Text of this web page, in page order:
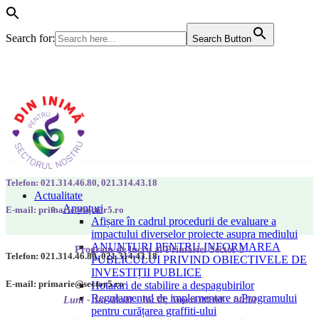
Search for: Search Button
Actualitate
Anunțuri
Afișare în cadrul procedurii de evaluare a
impactului diverselor proiecte asupra mediului
ANUNȚURI PENTRU INFORMAREA
PUBLICULUI PRIVIND OBIECTIVELE DE
INVESTIȚII PUBLICE
Hotarari de stabilire a despagubirilor
Regulamentul de implementare a Programului
pentru curățarea graffiti-ului
Telefon: 021.314.46.80, 021.314.43.18
E-mail: primarie@sector5.ro
Program de lucru al Primăriei Sector 5
Luni - Joi 08:00 - 16:30; Vineri 08:00 - 14:00
Telefon: 021.314.46.80, 021.314.43.18
E-mail: primarie@sector5.ro